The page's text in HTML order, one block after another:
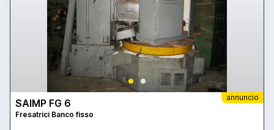
annuncio
SAIMP FG 6
Fresatrici Banco fisso